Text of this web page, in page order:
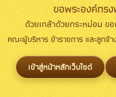
คณะผู้บริหาร ข้าราชการ และลูกจ้
ขอพระองค์ทร
ด้วยเกล้าด้วยกระหม่อม ขอ
เข้าสู่หน้าหลักเว็บไซต์